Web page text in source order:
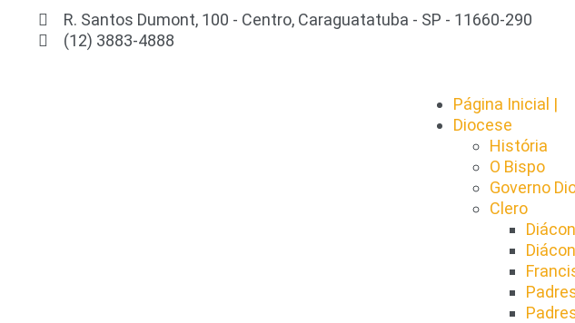
R. Santos Dumont, 100 - Centro, Caraguatatuba - SP - 11660-290
(12) 3883-4888
Página Inicial |
Diocese
História
O Bispo
Governo
Clero